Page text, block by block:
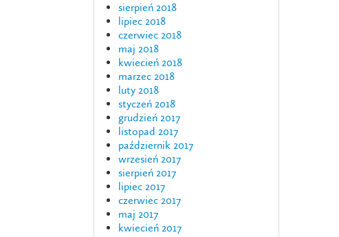
sierpień 2018
lipiec 2018
czerwiec 2018
maj 2018
kwiecień 2018
marzec 2018
luty 2018
styczeń 2018
grudzień 2017
listopad 2017
październik 2017
wrzesień 2017
sierpień 2017
lipiec 2017
czerwiec 2017
maj 2017
kwiecień 2017